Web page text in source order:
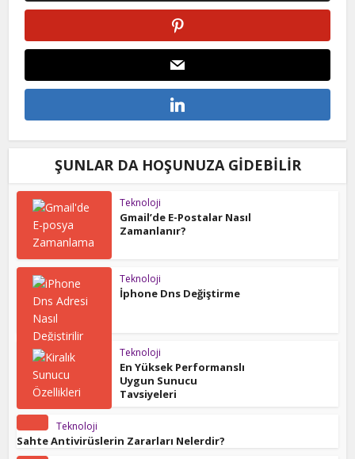
ŞUNLAR DA HOŞUNUZA GIDEBILIR
Teknoloji
Gmail’de E-Postalar Nasıl
Zamanlanır?
Teknoloji
İphone Dns Değiştirme
Teknoloji
En Yüksek Performanslı
Uygun Sunucu
Tavsiyeleri
Teknoloji
Sahte Antivirüslerin Zararları Nelerdir?